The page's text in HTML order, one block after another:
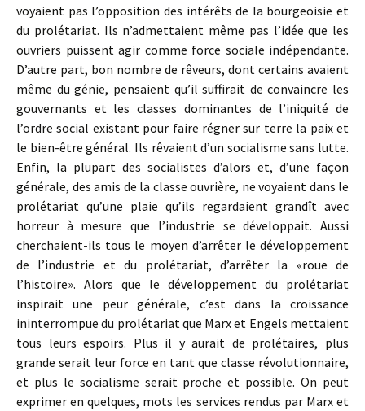
voyaient pas l’opposition des intérêts de la bourgeoisie et
du prolétariat. Ils n’admettaient même pas l’idée que les
ouvriers puissent agir comme force sociale indépendante.
D’autre part, bon nombre de rêveurs, dont certains avaient
même du génie, pensaient qu’il suffirait de convaincre les
gouvernants et les classes dominantes de l’iniquité de
l’ordre social existant pour faire régner sur terre la paix et
le bien-être général. Ils rêvaient d’un socialisme sans lutte.
Enfin, la plupart des socialistes d’alors et, d’une façon
générale, des amis de la classe ouvrière, ne voyaient dans le
prolétariat qu’une plaie qu’ils regardaient grandît avec
horreur à mesure que l’industrie se développait. Aussi
cherchaient-ils tous le moyen d’arrêter le développement
de l’industrie et du prolétariat, d’arrêter la «roue de
l’histoire». Alors que le développement du prolétariat
inspirait une peur générale, c’est dans la croissance
ininterrompue du prolétariat que Marx et Engels mettaient
tous leurs espoirs. Plus il y aurait de prolétaires, plus
grande serait leur force en tant que classe révolutionnaire,
et plus le socialisme serait proche et possible. On peut
exprimer en quelques, mots les services rendus par Marx et